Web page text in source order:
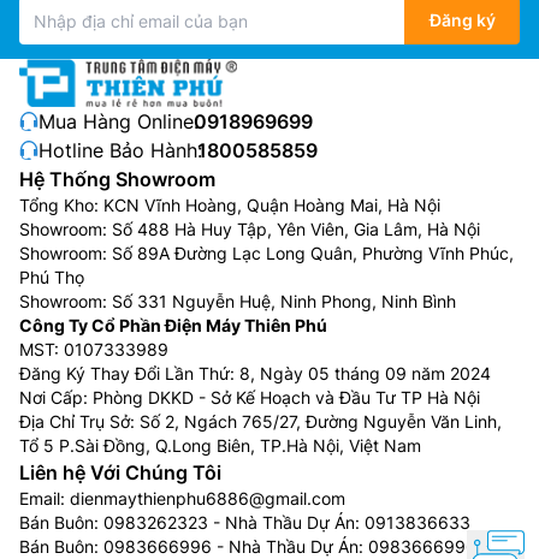
Đăng ký
Mua Hàng Online:0918969699
Hotline Bảo Hành:1800585859
Hệ Thống Showroom
Tổng Kho: KCN Vĩnh Hoàng, Quận Hoàng Mai, Hà Nội
Showroom: Số 488 Hà Huy Tập, Yên Viên, Gia Lâm, Hà Nội
Showroom: Số 89A Đường Lạc Long Quân, Phường Vĩnh Phúc,
Phú Thọ
Showroom: Số 331 Nguyễn Huệ, Ninh Phong, Ninh Bình
Công Ty Cổ Phần Điện Máy Thiên Phú
MST: 0107333989
Đăng Ký Thay Đổi Lần Thứ: 8, Ngày 05 tháng 09 năm 2024
Nơi Cấp: Phòng DKKD - Sở Kế Hoạch và Đầu Tư TP Hà Nội
Địa Chỉ Trụ Sở: Số 2, Ngách 765/27, Đường Nguyễn Văn Linh,
Tổ 5 P.Sài Đồng, Q.Long Biên, TP.Hà Nội, Việt Nam
Liên hệ Với Chúng Tôi
Email: dienmaythienphu6886@gmail.com
Bán Buôn: 0983262323 - Nhà Thầu Dự Án: 0913836633
Bán Buôn: 0983666996 - Nhà Thầu Dự Án: 0983666996